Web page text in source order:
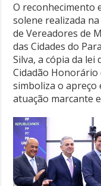
O reconhecimento
solene realizada
de Vereadores de
das Cidades do
Silva, a cópia da lei
Cidadão
simboliza o apreço
atuação marcante